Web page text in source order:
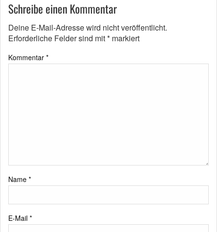
Schreibe einen Kommentar
Deine E-Mail-Adresse wird nicht veröffentlicht.
Erforderliche Felder sind mit* markiert
Kommentar *
Name *
E-Mail *